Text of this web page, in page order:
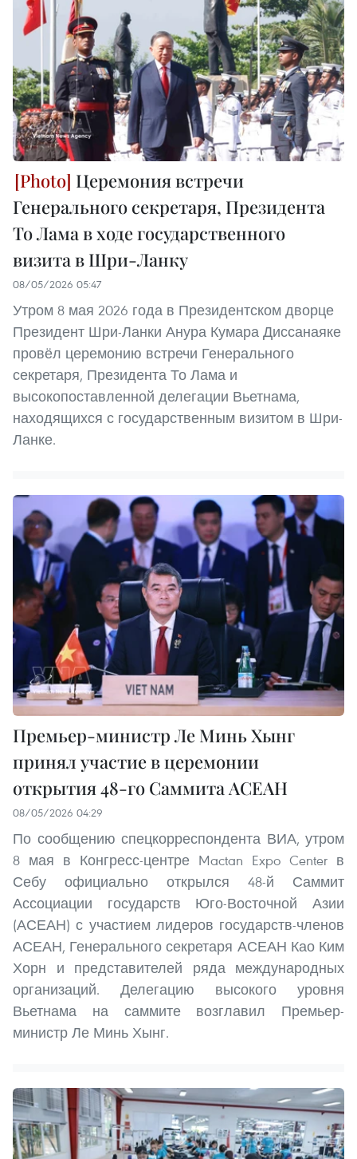
Церемония встречи
Генерального секретаря, Президента
То Лама в ходе государственного
визита в Шри-Ланку
08/05/2026 05:47
Утром 8 мая 2026 года в Президентском дворце
Президент Шри-Ланки Анура Кумара Диссанаяке
провёл церемонию встречи Генерального
секретаря, Президента То Лама и
высокопоставленной делегации Вьетнама,
находящихся с государственным визитом в Шри-
Ланке.
Премьер-министр Ле Минь Хынг
принял участие в церемонии
открытия 48-го Саммита АСЕАН
08/05/2026 04:29
По сообщению спецкорреспондента ВИА, утром
8 мая в Конгресс-центре Mactan Expo Center в
Себу официально открылся 48-й Саммит
Ассоциации государств Юго-Восточной Азии
(АСЕАН) с участием лидеров государств-членов
АСЕАН, Генерального секретаря АСЕАН Као Ким
Хорн и представителей ряда международных
организаций. Делегацию высокого уровня
Вьетнама на саммите возглавил Премьер-
министр Ле Минь Хынг.